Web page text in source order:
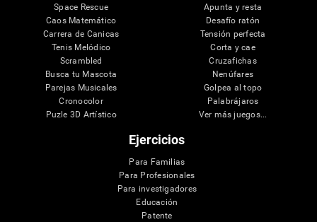
Space Rescue
Caos Matemático
Carrera de Canicas
Tenis Melódico
Scrambled
Busca tu Mascota
Parejas Musicales
Cronocolor
Puzle 3D Artístico
Apunta y resta
Desafío ratón
Tensión perfecta
Corta y cae
Cruzafichas
Nenúfares
Golpea al topo
Palabrájaros
Ver más juegos...
Ejercicios
Para Familias
Para Profesionales
Para investigadores
Educación
Patente